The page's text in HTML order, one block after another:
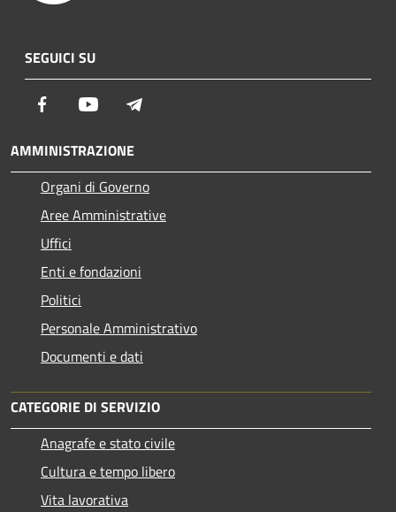
SEGUICI SU
Facebook Youtube
AMMINISTRAZIONE
Organi di Governo
Aree Amministrative
Uffici
Enti e fondazioni
Politici
Personale Amministrativo
Documenti e dati
CATEGORIE DI SERVIZIO
Anagrafe e stato civile
Cultura e tempo libero
Vita lavorativa